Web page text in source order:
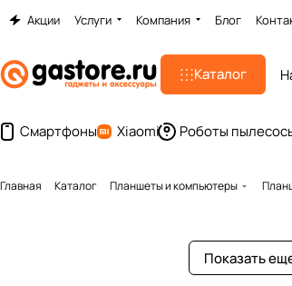
Акции Услуги Компания Блог
Каталог
Смартфоны Xiaomi Роботы
Главная Каталог Планшеты и компьютеры
Показать